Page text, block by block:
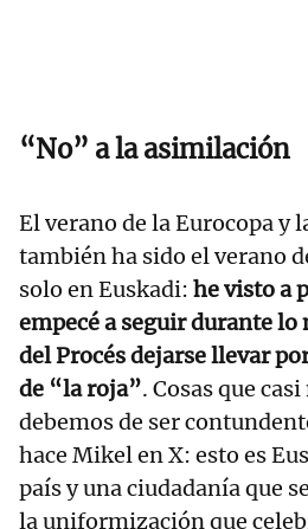
“No” a la asimilación
El verano de la Eurocopa y
también ha sido el verano
solo en Euskadi: he visto a
empecé a seguir durante lo
del Procés dejarse llevar
de “la roja”. Cosas que
debemos de ser
hace Mikel en X: esto es
país y una ciudadanía que
la uniformización que